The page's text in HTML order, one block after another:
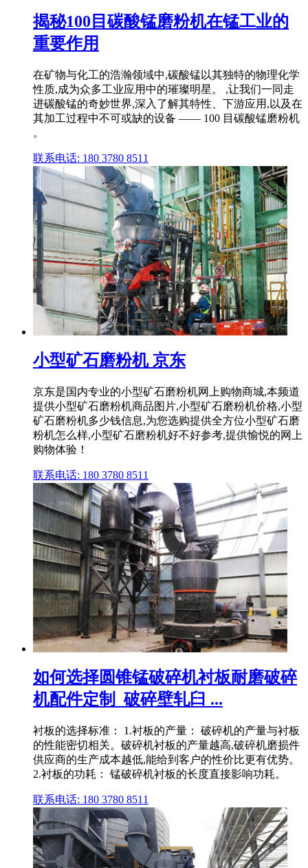
揭秘100目碳酸锰磨粉机在锰工业的
重要作用
在矿物与化工的浩瀚领域中,碳酸锰以其独特的物理化学
性质,成为众多工业应用中的璀璨明星。 ,让我们一同走
进碳酸锰的奇妙世界,深入了解其特性、下游应用,以及在
其加工过程中不可或缺的设备 —— 100 目碳酸锰磨粉机
。
联系电话: 180 3780 8511
小型矿石磨粉机 京东
京东是国内专业的小型矿石磨粉机网上购物商城,本频道
提供小型矿石磨粉机商品图片,小型矿石磨粉机价格,小型
矿石磨粉机多少钱信息,为您选购提供全方位小型矿石磨
粉机怎么样,小型矿石磨粉机好不好参考,提供愉悦的网上
购物体验！
联系电话: 180 3780 8511
如何选择圆锥锰破碎机衬板耐磨破碎
机配件定制_破碎壁轧臼 ...
衬板的选择标准： 1.衬板的产量： 破碎机的产量与衬板
的性能密切相关。破碎机衬板的产量越高,破碎机磨损件
供应商的生产成本越低,能给到客户的性价比更有优势。
2.衬板的功耗： 锰破碎机衬板的长度直接影响功耗。
联系电话: 180 3780 8511